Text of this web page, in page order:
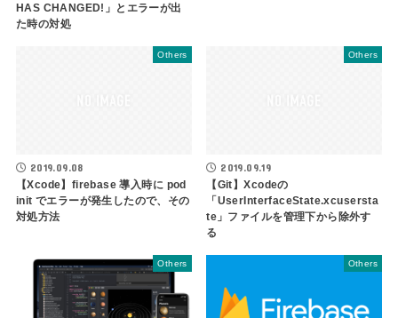
HAS CHANGED!」とエラーが出
た時の対処
Others
2019.09.08
【Xcode】firebase 導入時に pod
init でエラーが発生したので、その
対処方法
Others
2019.09.19
【Git】Xcodeの
「UserInterfaceState.xcusersta
te」ファイルを管理下から除外す
る
Others Others